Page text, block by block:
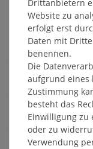
* inkl. ges. MwSt. zzgl.
Beschreibung
Weitere Details
EU-
Drittanbietern
Website zu
erfolgt erst
Daten mit
benennen.
Die
aufgrund eines
Zustimmung
besteht das
Einwilligung zu
oder zu
Verwendung